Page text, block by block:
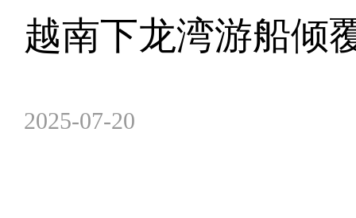
越南下龙湾游船倾
2025-07-20